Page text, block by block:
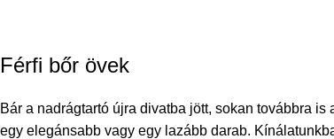
Férfi bőr övek
Bár a nadrágtartó újra divatba jött, sokan továbbra
egy elegánsabb vagy egy lazább darab.